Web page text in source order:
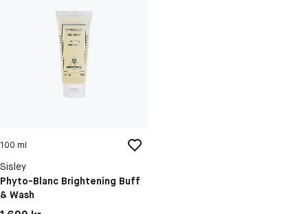
100 ml
Sisley
Phyto-Blanc Brightening Buff
& Wash